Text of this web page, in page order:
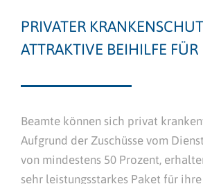
PRIVATER
ATTRAKTIVE BEIHILFE FÜR
Beamte können sich privat
Aufgrund der Zuschüsse vom
von mindestens 50 Prozent,
sehr leistungsstarkes Paket für ihre